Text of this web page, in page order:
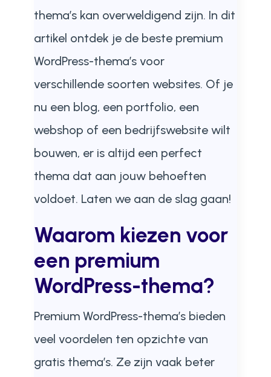
thema’s kan overweldigend zijn. In dit
artikel ontdek je de beste premium
WordPress-thema’s voor
verschillende soorten websites. Of je
nu een blog, een portfolio, een
webshop of een bedrijfswebsite wilt
bouwen, er is altijd een perfect
thema dat aan jouw behoeften
voldoet. Laten we aan de slag gaan!
Waarom kiezen voor
een premium
WordPress-thema?
Premium WordPress-thema’s bieden
veel voordelen ten opzichte van
gratis thema’s. Ze zijn vaak beter